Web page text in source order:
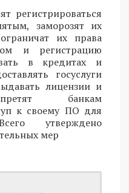
регистрироваться
заморозят их
их права
и регистрацию
в кредитах и
госуслуги
лицензии и
банкам
к своему ПО для
утверждено
мер